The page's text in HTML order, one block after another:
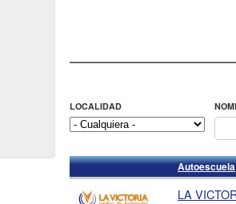
LOCALIDAD
Autoescuela
LA